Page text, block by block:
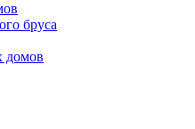
бруса
домов